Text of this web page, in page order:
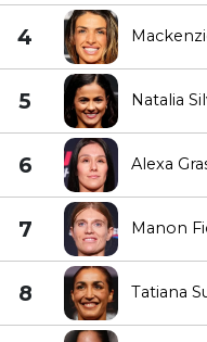
4
5 Natalia
6 Alexa
7 Manon
8 Tatiana